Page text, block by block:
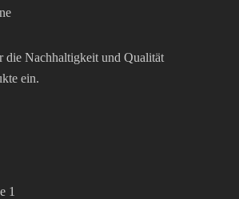
die Nachhaltigkeit und Qualität
ein.
1